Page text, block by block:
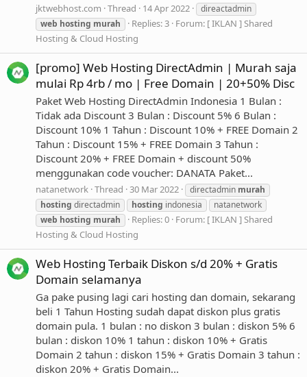
jktwebhost.com Thread 14 Apr 2022
direactadmin
web hosting murah Replies: 3 Forum: [ IKLAN ] Shared
Hosting & Cloud Hosting
[promo] Web Hosting DirectAdmin | Murah saja
mulai Rp 4rb / mo | Free Domain | 20+50% Disc
Paket Web Hosting DirectAdmin Indonesia 1 Bulan :
Tidak ada Discount 3 Bulan : Discount 5% 6 Bulan :
Discount 10% 1 Tahun : Discount 10% + FREE Domain 2
Tahun : Discount 15% + FREE Domain 3 Tahun :
Discount 20% + FREE Domain + discount 50%
menggunakan code voucher: DANATA Paket...
natanetwork Thread 30 Mar 2022 directadmin murah
hosting directadmin hosting indonesia
natanetwork
web hosting murah Replies: 0 Forum: [ IKLAN ] Shared
Hosting & Cloud Hosting
Web Hosting Terbaik Diskon s/d 20% + Gratis
Domain selamanya
Ga pake pusing lagi cari hosting dan domain, sekarang
beli 1 Tahun Hosting sudah dapat diskon plus gratis
domain pula. 1 bulan : no diskon 3 bulan : diskon 5% 6
bulan : diskon 10% 1 tahun : diskon 10% + Gratis
Domain 2 tahun : diskon 15% + Gratis Domain 3 tahun :
diskon 20% + Gratis Domain...